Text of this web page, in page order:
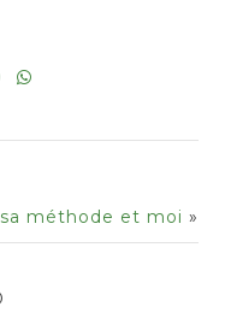
méthode et moi »